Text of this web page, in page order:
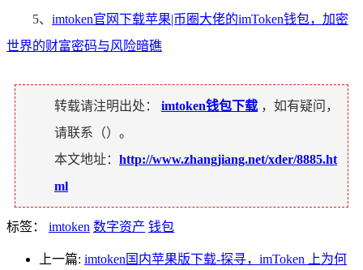
5、 imtoken官网下载苹果|币圈大佬的imToken钱包，加密
世界的财富密码与风险暗礁
转载请注明出处： imtoken钱包下载 ，如有疑问，
请联系（）。
本文地址： http://www.zhangjiang.net/xder/8885.ht
ml
标签： imtoken 数字资产 钱包
上一篇: imtoken国内苹果版下载-探寻，imToken 上为何